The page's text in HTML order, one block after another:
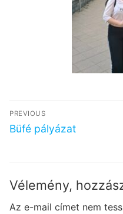
Bejegyzés
navigáció
PREVIOUS
Previous
Büfé pályázat
Vélemény,
Az e-mail címet nem